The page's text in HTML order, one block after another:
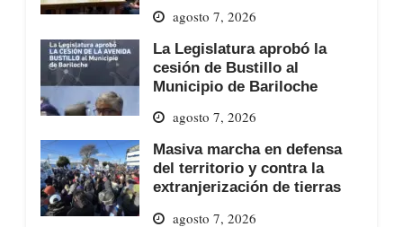
agosto 7, 2026
La Legislatura aprobó la
cesión de Bustillo al
Municipio de Bariloche
agosto 7, 2026
Masiva marcha en defensa
del territorio y contra la
extranjerización de tierras
agosto 7, 2026